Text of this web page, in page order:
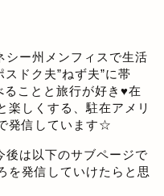
シー州メンフィスで生活
スドク夫”ねず夫”に帯
ことと旅行が好き♥在
楽しくする、駐在アメリ
発信しています☆
後は以下のサブページで
を発信していけたらと思